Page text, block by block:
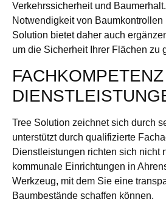
Verkehrssicherheit und
Notwendigkeit von
Solution bietet daher auch
um die Sicherheit Ihrer Flächen zu
Tree Solution zeichnet sich durch
unterstützt durch qualifizierte
Dienstleistungen richten sich nicht
kommunale Einrichtungen in
Werkzeug, mit dem Sie eine
Baumbestände schaffen können.